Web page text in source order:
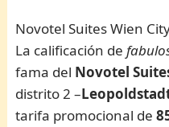
Novotel Suites Wien
La calificación de
fama del Novotel
distrito 2 –
tarifa promocional de